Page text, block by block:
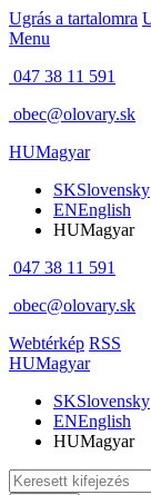
Ugrás a tartalomra
Menu
047 38 11 591
obec@olovary.sk
HUMagyar
SKSlovensky
ENEnglish
HUMagyar
047 38 11 591
obec@olovary.sk
Webtérkép RSS
HUMagyar
SKSlovensky
ENEnglish
HUMagyar